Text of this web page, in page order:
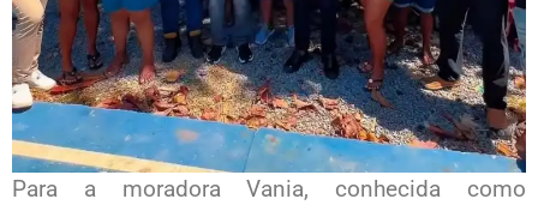
Para a moradora Vania, conhecida como